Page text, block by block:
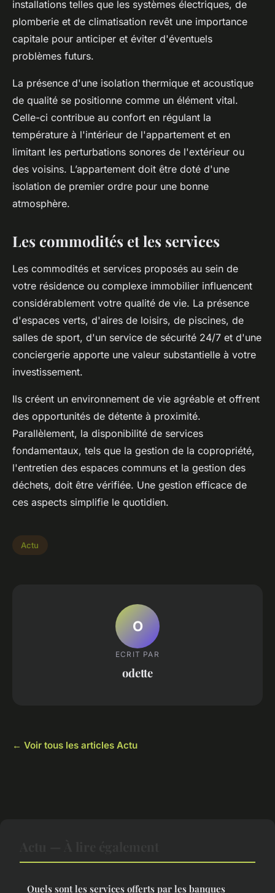
installations telles que les systèmes électriques, de
plomberie et de climatisation revêt une importance
capitale pour anticiper et éviter d'éventuels
problèmes futurs.
La présence d'une isolation thermique et acoustique
de qualité se positionne comme un élément vital.
Celle-ci contribue au confort en régulant la
température à l'intérieur de l'appartement et en
limitant les perturbations sonores de l'extérieur ou
des voisins. L’appartement doit être doté d'une
isolation de premier ordre pour une bonne
atmosphère.
Les commodités et les services
Les commodités et services proposés au sein de
votre résidence ou complexe immobilier influencent
considérablement votre qualité de vie. La présence
d'espaces verts, d'aires de loisirs, de piscines, de
salles de sport, d'un service de sécurité 24/7 et d'une
conciergerie apporte une valeur substantielle à votre
investissement.
Ils créent un environnement de vie agréable et offrent
des opportunités de détente à proximité.
Parallèlement, la disponibilité de services
fondamentaux, tels que la gestion de la copropriété,
l'entretien des espaces communs et la gestion des
déchets, doit être vérifiée. Une gestion efficace de
ces aspects simplifie le quotidien.
Actu
O
ECRIT PAR
odette
← Voir tous les articles Actu
Quels sont les services offerts par les banques